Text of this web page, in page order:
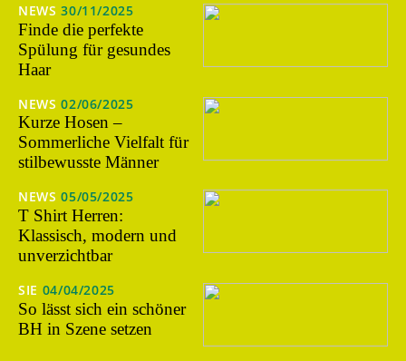
NEWS 30/11/2025
Finde die perfekte
Spülung für gesundes
Haar
NEWS 02/06/2025
Kurze Hosen –
Sommerliche Vielfalt für
stilbewusste Männer
NEWS 05/05/2025
T Shirt Herren:
Klassisch, modern und
unverzichtbar
SIE 04/04/2025
So lässt sich ein schöner
BH in Szene setzen